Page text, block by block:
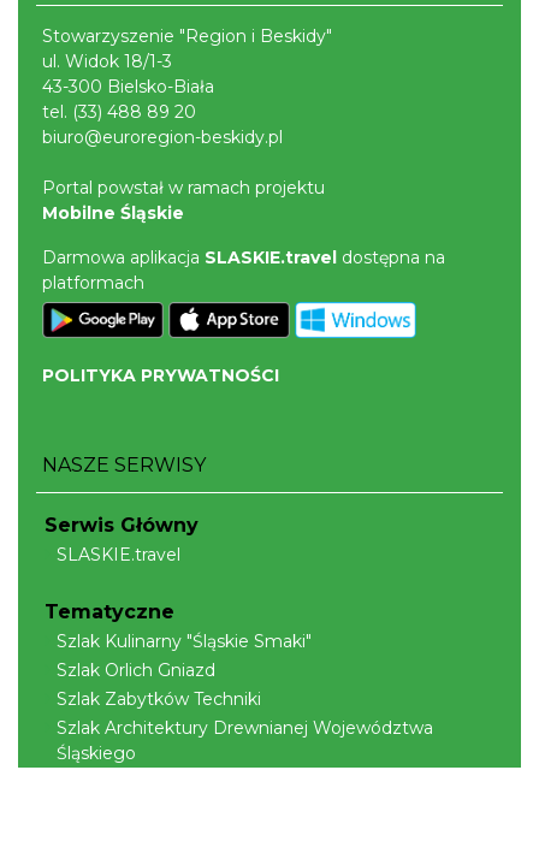
Stowarzyszenie "Region i Beskidy"
ul. Widok 18/1-3
43-300 Bielsko-Biała
tel. (33) 488 89 20
biuro@euroregion-beskidy.pl
Portal powstał w ramach projektu
Mobilne Śląskie
Darmowa aplikacja SLASKIE.travel dostępna na
platformach
POLITYKA PRYWATNOŚCI
NASZE SERWISY
Serwis Główny
SLASKIE.travel
Tematyczne
Szlak Kulinarny "Śląskie Smaki"
Szlak Orlich Gniazd
Szlak Zabytków Techniki
Szlak Architektury Drewnianej Województwa
Śląskiego